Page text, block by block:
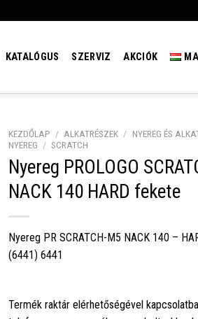
KATALÓGUS SZERVIZ AKCIÓK
KEZDŐLAP / ALKATRÉSZEK / NYEREG ÉS
NYEREG / SCRATCH
Nyereg PROLOGO
NACK 140 HARD fekete
Nyereg PR SCRATCH-M5 NACK 140 –
(6441) 6441
Termék raktár elérhetőségével